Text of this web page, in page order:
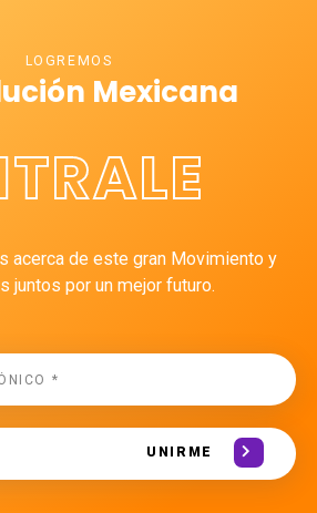
LOGREMOS
Mexicana
acerca de este gran Movimiento y
juntos por un mejor futuro.
UNIRME